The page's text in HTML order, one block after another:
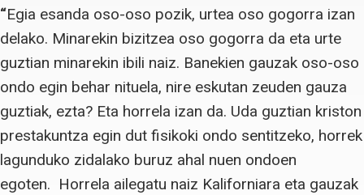
“Egia esanda oso-oso pozik, urtea oso gogorra izan
delako. Minarekin bizitzea oso gogorra da eta urte
guztian minarekin ibili naiz. Banekien gauzak oso-oso
ondo egin behar nituela, nire eskutan zeuden gauza
guztiak, ezta? Eta horrela izan da. Uda guztian kriston
prestakuntza egin dut fisikoki ondo sentitzeko, horrek
lagunduko zidalako buruz ahal nuen ondoen
egoten. Horrela ailegatu naiz Kaliforniara eta gauzak